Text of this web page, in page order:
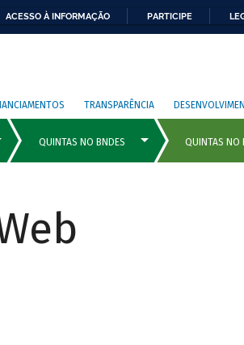
ACESSO À INFORMAÇÃO PARTICIPE
TRANSPARÊNCIA